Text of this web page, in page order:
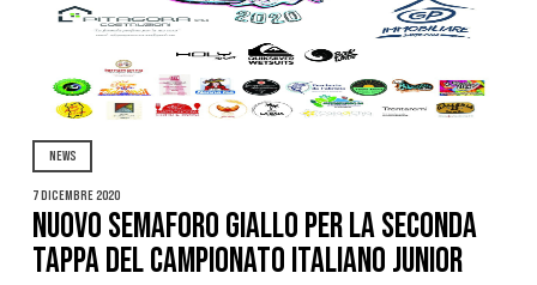
NEWS
7 Dicembre 2020
Nuovo Semaforo Giallo per la seconda
tappa del Campionato Italiano Junior